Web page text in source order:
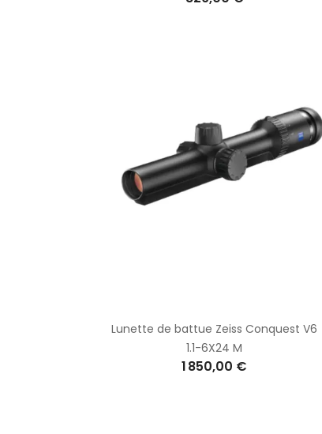
Lunette de battue Zeiss Conquest V6
1.1-6X24 M
1 850,00 €